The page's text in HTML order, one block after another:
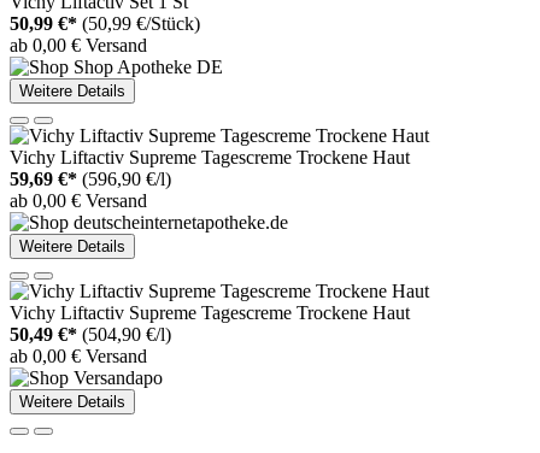
50,99 €* (50,99 €/Stück)
ab 0,00 € Versand
Weitere Details
Vichy Liftactiv Supreme Tagescreme Trockene Haut
59,69 €* (596,90 €/l)
ab 0,00 € Versand
Weitere Details
Vichy Liftactiv Supreme Tagescreme Trockene Haut
50,49 €* (504,90 €/l)
ab 0,00 € Versand
Weitere Details